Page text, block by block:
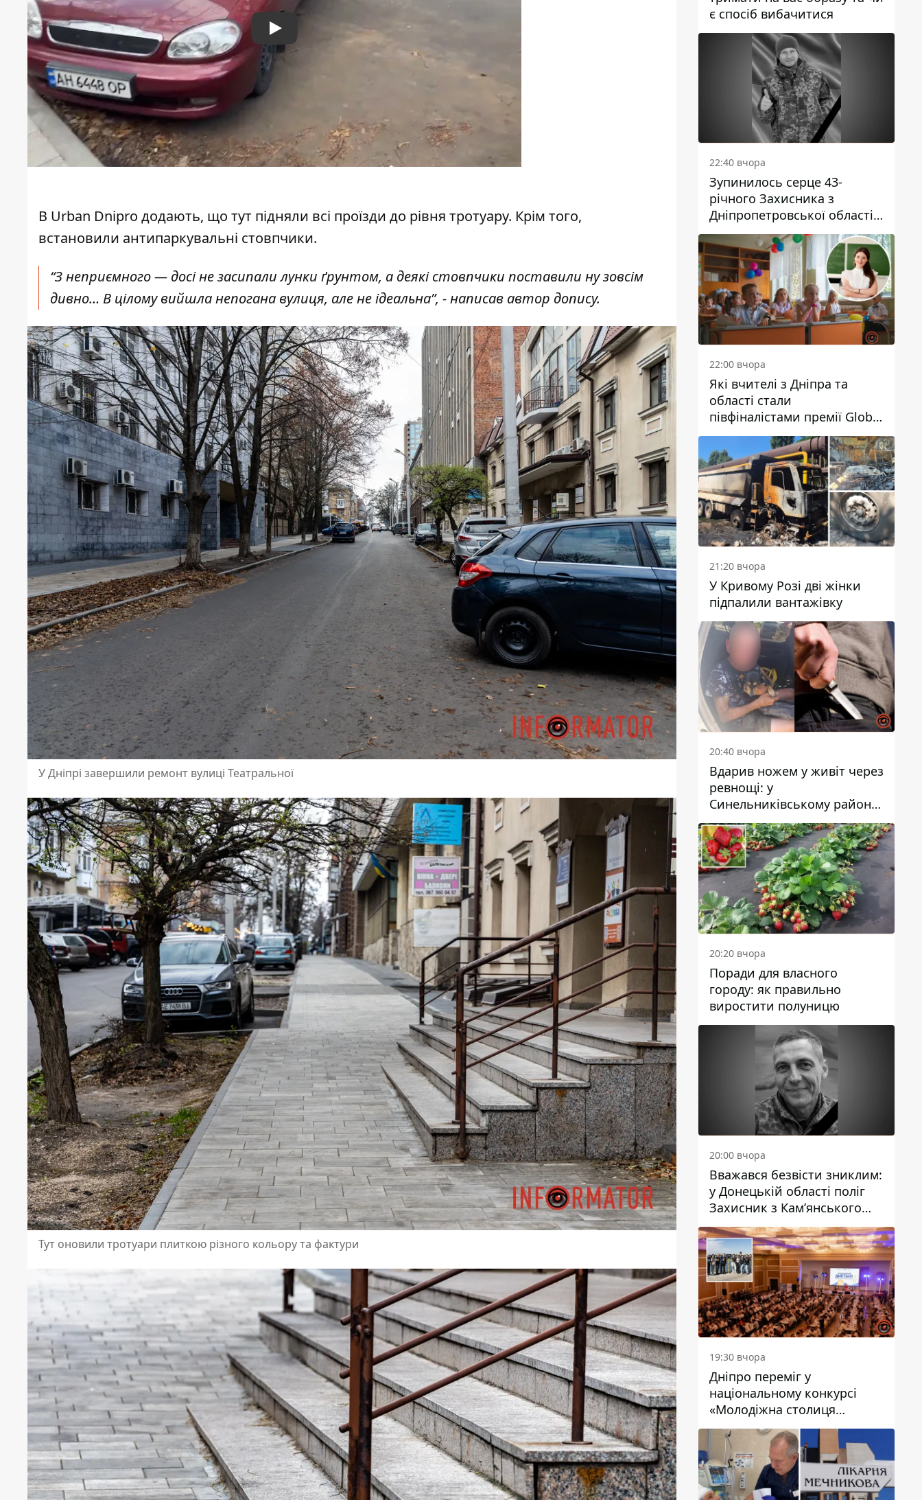
Play
В Urban Dnipro додають, що тут підняли всі проїзди до рівня тротуару. Крім того,
встановили антипаркувальні стовпчики.
“З неприємного — досі не засипали лунки ґрунтом, а деякі стовпчики поставили ну зовсім
дивно… В цілому вийшла непогана вулиця, але не ідеальна”, - написав автор допису.
У Дніпрі завершили ремонт вулиці Театральної
Тут оновили тротуари плиткою різного кольору та фактури
є спосіб вибачитися
22:40 вчора
Зупинилось серце 43-
річного Захисника з
Дніпропетровської області
Євгена Зінченка
22:00 вчора
Які вчителі з Дніпра та
області стали
півфіналістами премії Global
Teacher Prize Ukraine 2026
21:20 вчора
У Кривому Розі дві жінки
підпалили вантажівку
20:40 вчора
Вдарив ножем у живіт через
ревнощі: у
Синельниківському районі
затримали 49-річного
чоловіка за вбивство
20:20 вчора
Поради для власного
городу: як правильно
виростити полуницю
20:00 вчора
Вважався безвісти зниклим:
у Донецькій області поліг
Захисник з Кам’янського
Антон Красовський
19:30 вчора
Дніпро переміг у
національному конкурсі
«Молодіжна столиця
України – 2026»